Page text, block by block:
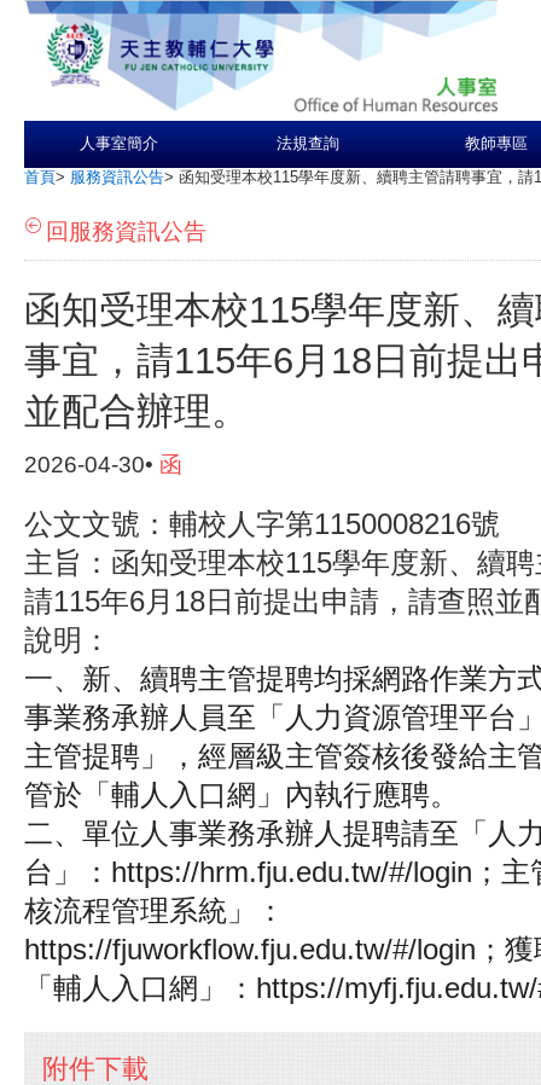
人事室簡介 法規查詢 教師專區
首頁> 服務資訊公告> 函知受理本校115學年度新、續聘主管請聘事宜，
回服務資訊公告
函知受理本校115學年度新、
事宜，請115年6月18日前提出
並配合辦理。
2026-04-30• 函
公文文號：輔校人字第1150008216號
主旨：函知受理本校115學年度新、續
請115年6月18日前提出申請，請查照並
說明：
一、 新、續聘主管提聘均採網路作業方
事業務承辦人員至「人力資源管理平台
主管提聘」，經層級主管簽核後發給主
管於「輔人入口網」內執行應聘。
二、單位人事業務承辦人提聘請至「人
台」：https://hrm.fju.edu.tw/#/login；
核流程管理系統」：
https://fjuworkflow.fju.edu.tw/#/login；
「輔人入口網」：https://
附件下載